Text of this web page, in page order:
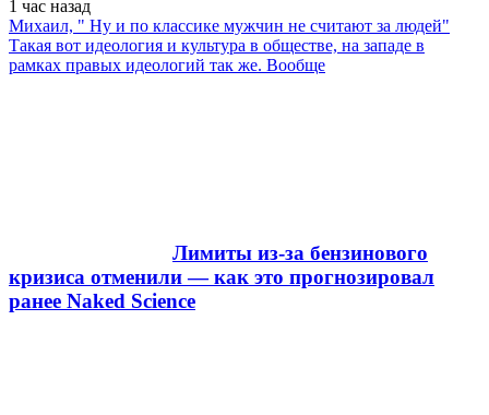
1 час назад
Михаил, " Ну и по классике мужчин не считают за людей"
Такая вот идеология и культура в обществе, на западе в
рамках правых идеологий так же. Вообще
Лимиты из-за бензинового
кризиса отменили — как это прогнозировал
ранее Naked Science